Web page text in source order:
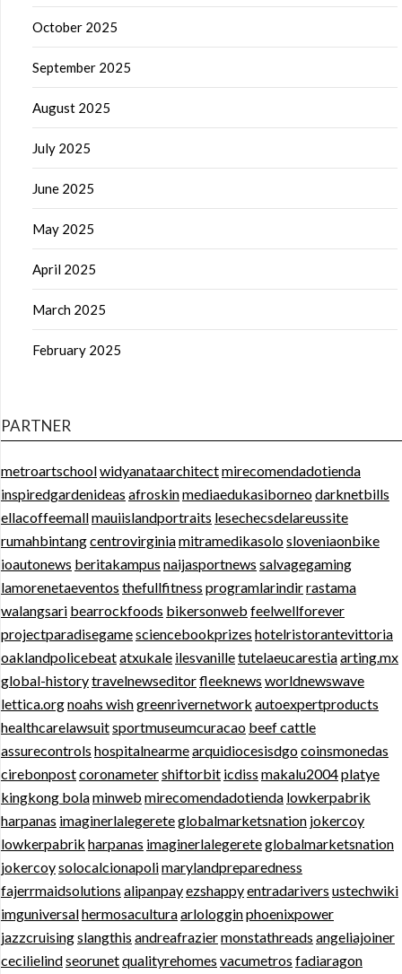
October 2025
September 2025
August 2025
July 2025
June 2025
May 2025
April 2025
March 2025
February 2025
PARTNER
metroartschoolwidyanataarchitectmirecomendadotienda
inspiredgardenideas afroskinmediaedukasiborneodarknetbills
ellacoffeemallmauiislandportraits lesechecsdelareussite
rumahbintangcentrovirginiamitramedikasolosloveniaonbike
ioautonews beritakampus naijasportnews salvagegaming
lamorenetaeventos thefullfitness programlarindirrastama
walangsari bearrockfoods bikersonweb feelwellforever
projectparadisegamesciencebookprizes hotelristorantevittoria
oaklandpolicebeatatxukale ilesvanilletutelaeucarestiaarting.mx
global-historytravelnewseditorfleeknews worldnewswave
lettica.orgnoahs wishgreenrivernetwork autoexpertproducts
healthcarelawsuitsportmuseumcuracao beef cattle
assurecontrols hospitalnearmearquidiocesisdgocoinsmonedas
cirebonpostcoronametershiftorbit icdiss makalu2004platye
kingkong bolaminweb mirecomendadotienda lowkerpabrik
harpanas imaginerlalegereteglobalmarketsnation jokercoy
lowkerpabrik harpanas imaginerlalegereteglobalmarketsnation
jokercoysolocalcionapolimarylandpreparedness
fajerrmaidsolutions alipanpayezshappyentradarivers ustechwiki
imguniversalhermosaculturaarlologginphoenixpower
jazzcruisingslangthis andreafraziermonstathreads angeliajoiner
cecilielindseorunetqualityrehomes vacumetros fadiaragon